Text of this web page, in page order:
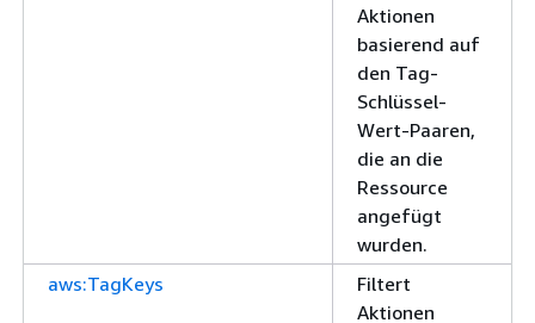
Aktionen
basierend auf
den Tag-
Schlüssel-
Wert-Paaren,
die an die
Ressource
angefügt
wurden.
aws:TagKeys
Filtert
Aktionen